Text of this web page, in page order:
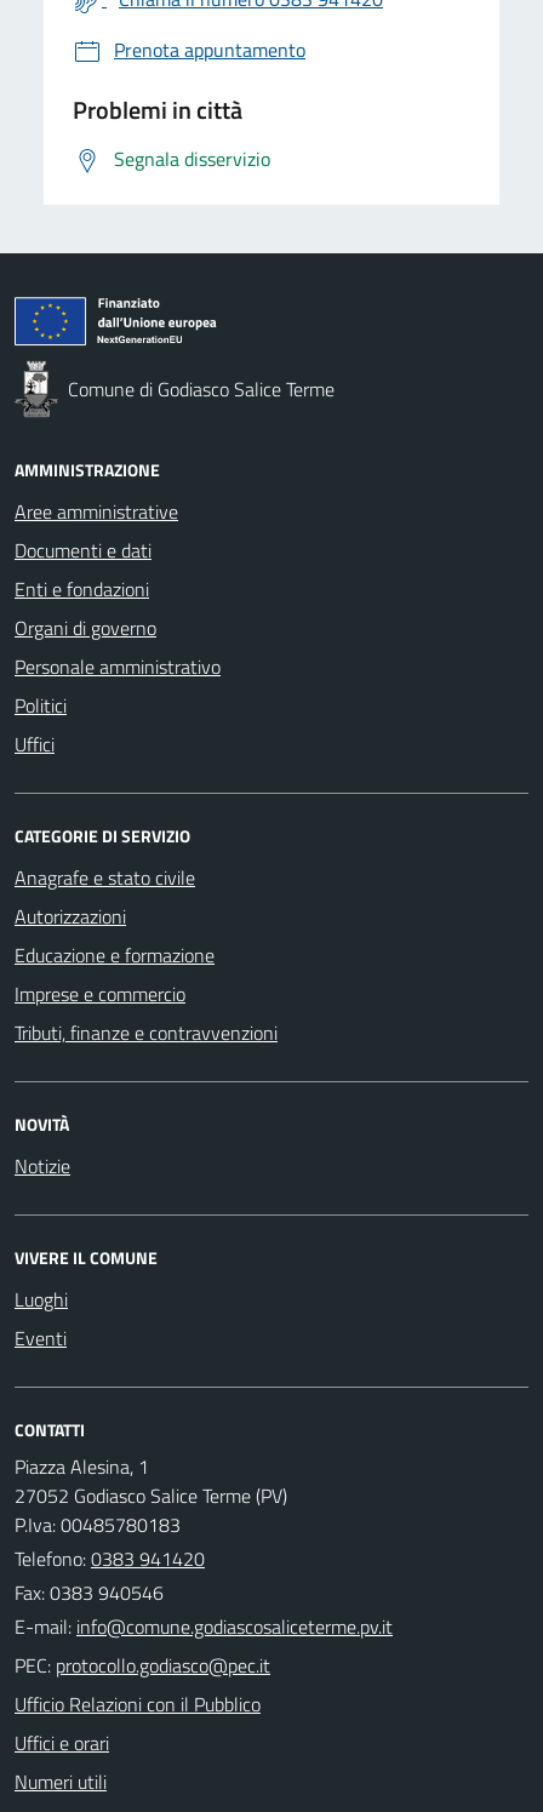
Prenota appuntamento
Problemi in città
Segnala disservizio
Comune di Godiasco Salice Terme
AMMINISTRAZIONE
Aree amministrative
Documenti e dati
Enti e fondazioni
Organi di governo
Personale amministrativo
Politici
Uffici
CATEGORIE DI SERVIZIO
Anagrafe e stato civile
Autorizzazioni
Educazione e formazione
Imprese e commercio
Tributi, finanze e contravvenzioni
NOVITÀ
Notizie
VIVERE IL COMUNE
Luoghi
Eventi
CONTATTI
Piazza Alesina, 1
27052 Godiasco Salice Terme (PV)
P.Iva: 00485780183
Telefono:0383 941420
Fax: 0383 940546
E-mail:
PEC:
Ufficio Relazioni con il Pubblico
Uffici e orari
Numeri utili